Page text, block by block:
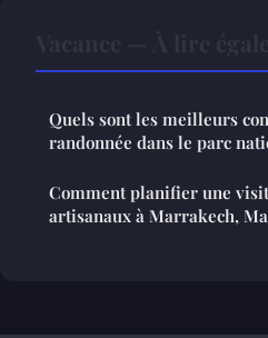
Quels sont les meilleurs
randonnée dans le parc
Comment planifier une
artisanaux à Marrakech,